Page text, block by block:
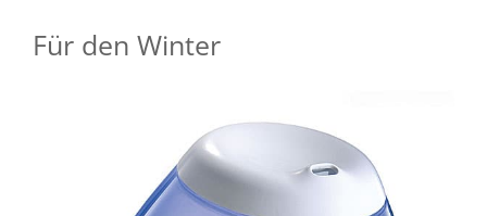
Für den Winter